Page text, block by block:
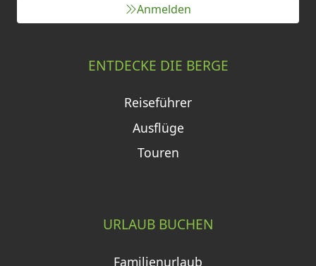
Anmelden
ENTDECKE DIE BERGE
Reiseführer
Ausflüge
Touren
URLAUB BUCHEN
Familienurlaub